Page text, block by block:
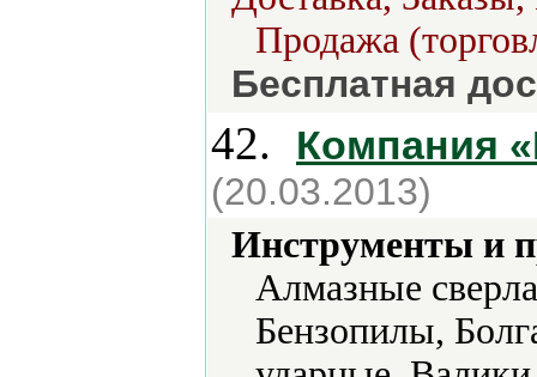
Продажа
Бесплатная
42. Компания
(20.03.2013)
Инструменты и
Алмазные
Бензопилы,